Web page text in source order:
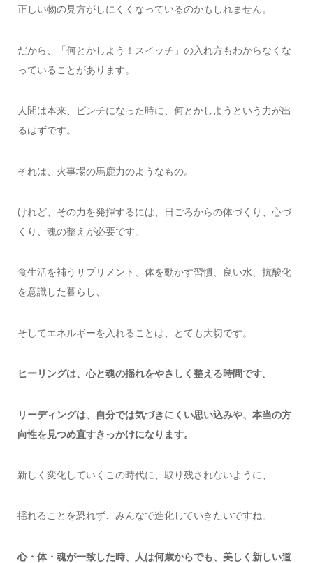
正しい物の見方がしにくくなっているのかもしれません。
だから、「何とかしよう！スイッチ」の入れ方もわからなくな
っていることがあります。
人間は本来、ピンチになった時に、何とかしようという力が出
るはずです。
それは、火事場の馬鹿力のようなもの。
けれど、その力を発揮するには、日ごろからの体づくり、心づ
くり、魂の整えが必要です。
食生活を補うサプリメント、体を動かす習慣、良い水、抗酸化
を意識した暮らし、
そしてエネルギーを入れることは、とても大切です。
ヒーリングは、心と魂の揺れをやさしく整える時間です。
リーディングは、自分では気づきにくい思い込みや、本当の方
向性を見つめ直すきっかけになります。
新しく変化していくこの時代に、取り残されないように、
揺れることを恐れず、みんなで進化していきたいですね。
心・体・魂が一致した時、人は何歳からでも、美しく新しい道